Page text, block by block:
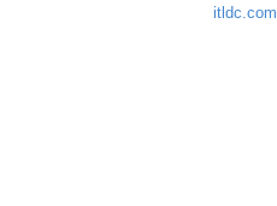
itldc.com